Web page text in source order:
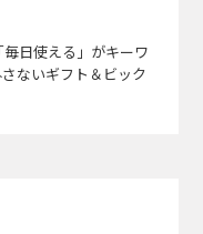
毎日使える」がキーワ
ないギフト＆ビック